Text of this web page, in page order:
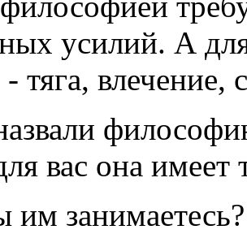
усилий. А
тяга, влечение,
вас она
им занимаетесь?